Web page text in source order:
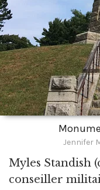
Jennifer
Myles Standish
conseiller